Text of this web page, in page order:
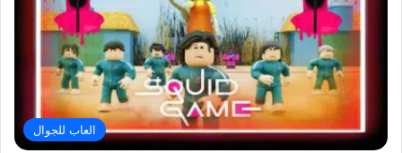
العاب للجوال